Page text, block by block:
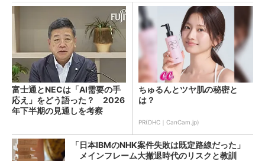
富士通とNECは「AI需要の手
応え」をどう語った？ 2026
年下半期の見通しを考察
ちゅるんとツヤ肌の秘密と
は？
PR(DHC｜CanCam.jp)
「日本IBMのNHK案件失敗は既定路線だった」
メインフレーム大撤退時代のリスクと教訓